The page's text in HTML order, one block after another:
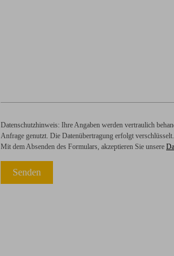
Datenschutzhinweis: Ihre Angaben werden vertraulich
Anfrage genutzt. Die Datenübertragung erfolgt verschlüsselt.
Mit dem Absenden des Formulars, akzeptieren Sie unsere